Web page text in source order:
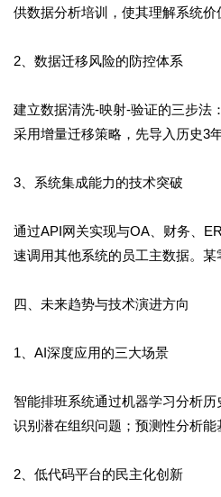
供数据分析培训，使其理解系统
2、数据迁移风险的防控体系
建立数据清洗-映射-验证的三步法
采用增量迁移策略，先导入历史3
3、系统集成能力的技术突破
通过API网关实现与OA、财务、
速调用其他系统的员工主数据。
四、未来趋势与技术演进方向
1、AI深度应用的三大场景
智能排班系统通过机器学习分析
识别潜在组织问题；预测性分析
2、低代码平台的民主化创新